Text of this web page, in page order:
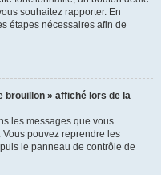
souhaitez rapporter. En
étapes nécessaires afin de
brouillon » affiché lors de la
les messages que vous
pouvez reprendre les
le panneau de contrôle de